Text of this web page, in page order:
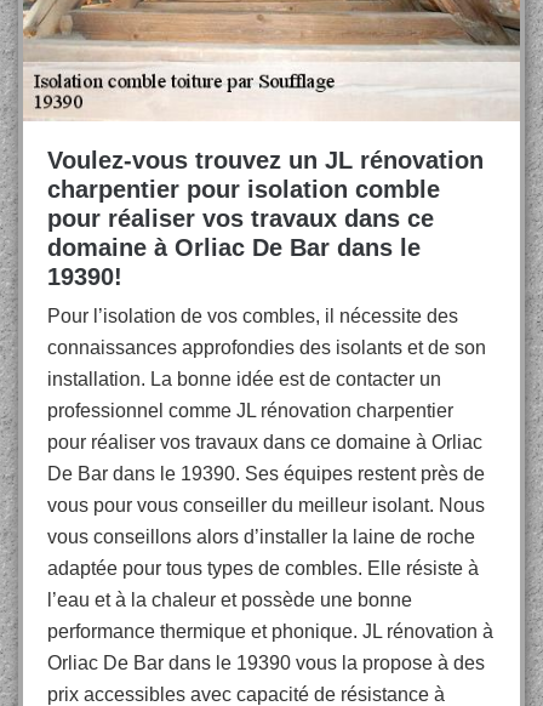
Voulez-vous trouvez un JL rénovation
charpentier pour isolation comble
pour réaliser vos travaux dans ce
domaine à Orliac De Bar dans le
19390!
Pour l’isolation de vos combles, il nécessite des
connaissances approfondies des isolants et de son
installation. La bonne idée est de contacter un
professionnel comme JL rénovation charpentier
pour réaliser vos travaux dans ce domaine à Orliac
De Bar dans le 19390. Ses équipes restent près de
vous pour vous conseiller du meilleur isolant. Nous
vous conseillons alors d’installer la laine de roche
adaptée pour tous types de combles. Elle résiste à
l’eau et à la chaleur et possède une bonne
performance thermique et phonique. JL rénovation à
Orliac De Bar dans le 19390 vous la propose à des
prix accessibles avec capacité de résistance à